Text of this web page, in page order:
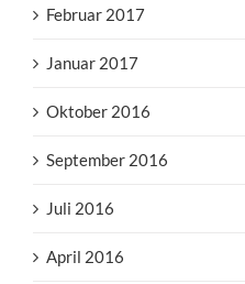
Februar 2017
Januar 2017
Oktober 2016
September 2016
Juli 2016
April 2016